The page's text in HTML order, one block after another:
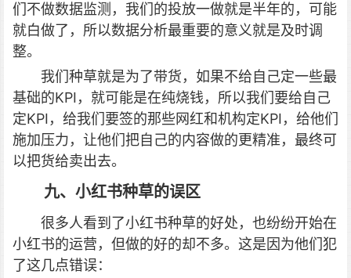
们不做数据监测，我们的投放一做就是半年的，可能
就白做了，所以数据分析最重要的意义就是及时调
整。
我们种草就是为了带货，如果不给自己定一些最
基础的KPI，就可能是在纯烧钱，所以我们要给自己
定KPI，给我们要签的那些网红和机构定KPI，给他们
施加压力，让他们把自己的内容做的更精准，最终可
以把货给卖出去。
九、小红书种草的误区
很多人看到了小红书种草的好处，也纷纷开始在
小红书的运营，但做的好的却不多。这是因为他们犯
了这几点错误：